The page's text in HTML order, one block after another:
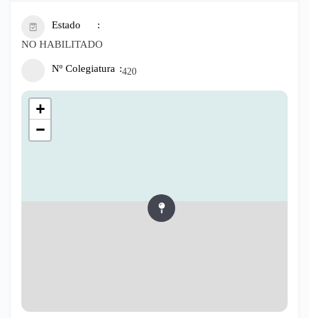
Estado
NO HABILITADO
Nº Colegiatura 420
+
−